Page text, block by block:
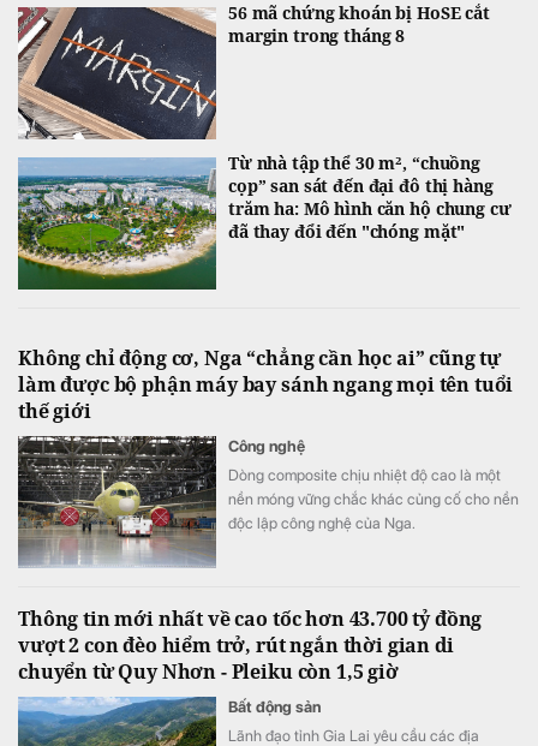
56 mã chứng khoán bị HoSE cắt
margin trong tháng 8
Từ nhà tập thể 30 m², “chuồng
cọp” san sát đến đại đô thị hàng
trăm ha: Mô hình căn hộ chung cư
đã thay đổi đến "chóng mặt"
Không chỉ động cơ, Nga “chẳng cần học ai” cũng tự
làm được bộ phận máy bay sánh ngang mọi tên tuổi
thế giới
Công nghệ
Dòng composite chịu nhiệt độ cao là một
nền móng vững chắc khác củng cố cho nền
độc lập công nghệ của Nga.
Thông tin mới nhất về cao tốc hơn 43.700 tỷ đồng
vượt 2 con đèo hiểm trở, rút ngắn thời gian di
chuyển từ Quy Nhơn - Pleiku còn 1,5 giờ
Bất động sản
Lãnh đạo tỉnh Gia Lai yêu cầu các địa